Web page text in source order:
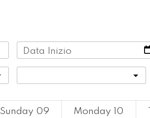
Data Inizio
Sunday 09 Monday 10